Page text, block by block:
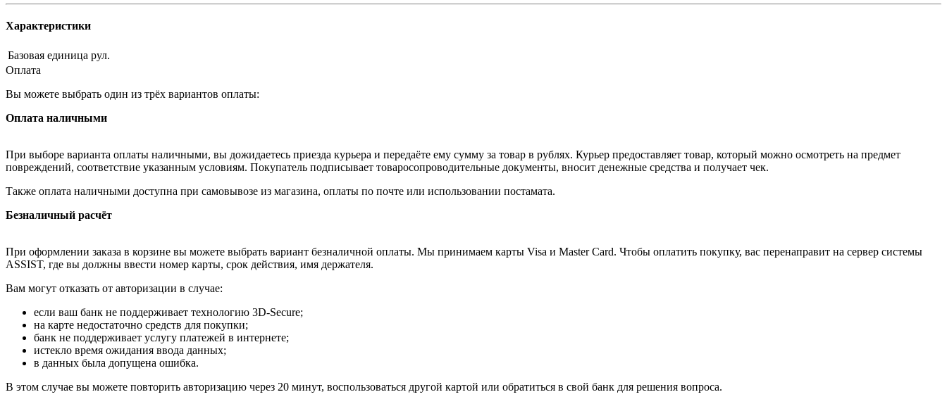
Характеристики
Базовая единица рул.
Оплата
Вы можете выбрать один из трёх вариантов оплаты:
Оплата наличными
При выборе варианта оплаты наличными, вы дожидаетесь приезда курьера и передаёте ему сумму за товар в рублях. Курьер предоставляет товар, который можно осмотреть на предмет
повреждений, соответствие указанным условиям. Покупатель подписывает товаросопроводительные документы, вносит денежные средства и получает чек.
Также оплата наличными доступна при самовывозе из магазина, оплаты по почте или использовании постамата.
Безналичный расчёт
При оформлении заказа в корзине вы можете выбрать вариант безналичной оплаты. Мы принимаем карты Visa и Master Card. Чтобы оплатить покупку, вас перенаправит на сервер системы
ASSIST, где вы должны ввести номер карты, срок действия, имя держателя.
Вам могут отказать от авторизации в случае:
если ваш банк не поддерживает технологию 3D-Secure;
на карте недостаточно средств для покупки;
банк не поддерживает услугу платежей в интернете;
истекло время ожидания ввода данных;
в данных была допущена ошибка.
В этом случае вы можете повторить авторизацию через 20 минут, воспользоваться другой картой или обратиться в свой банк для решения вопроса.